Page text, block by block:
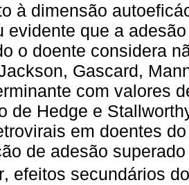
à dimensão
evidente que a
o doente considera
Gascard,
com valores
de Hedge e
em doentes
de adesão
efeitos secundários